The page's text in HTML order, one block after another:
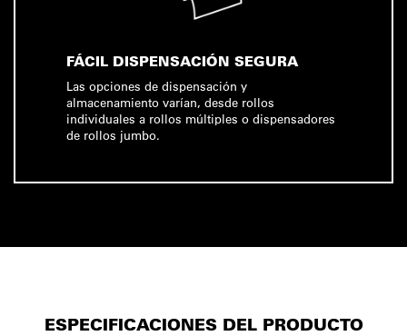
FÁCIL DISPENSACIÓN SEGURA
Las opciones de dispensación y
almacenamiento varían, desde rollos
individuales a rollos múltiples o dispensadores
de rollos jumbo.
ESPECIFICACIONES DEL PRODUCTO